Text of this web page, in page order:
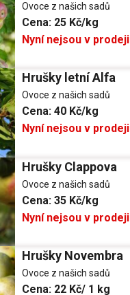
Ovoce z našich sadů
Cena: 25 Kč/kg
Nyní nejsou v prodeji
Hrušky letní Alfa
Ovoce z našich sadů
Cena: 40 Kč/kg
Nyní nejsou v prodeji
Hrušky Clappova
Ovoce z našich sadů
Cena: 35 Kč/kg
Nyní nejsou v prodeji
Hrušky Novembra
Ovoce z našich sadů
Cena: 22 Kč/ 1 kg